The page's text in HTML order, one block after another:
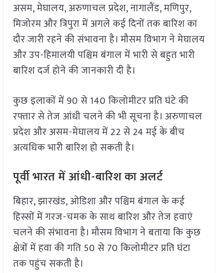
असम, मेघालय, अरुणाचल प्रदेश, नागालैंड, मणिपुर,
मिजोरम और त्रिपुरा में अगले कई दिनों तक बारिश का
दौर जारी रहने की संभावना है। मौसम विभाग ने मेघालय
और उप-हिमालयी पश्चिम बंगाल में भारी से बहुत भारी
बारिश दर्ज होने की जानकारी दी है।
कुछ इलाकों में 90 से 140 किलोमीटर प्रति घंटे की
रफ्तार से तेज आंधी चलने की भी सूचना है। अरुणाचल
प्रदेश और असम-मेघालय में 22 से 24 मई के बीच
अत्यधिक भारी बारिश हो सकती है।
पूर्वी भारत में आंधी-बारिश का अलर्ट
बिहार, झारखंड, ओडिशा और पश्चिम बंगाल के कई
हिस्सों में गरज-चमक के साथ बारिश और तेज हवाएं
चलने की संभावना है। मौसम विभाग ने बताया कि कुछ
क्षेत्रों में हवा की गति 50 से 70 किलोमीटर प्रति घंटा
तक पहुंच सकती है।